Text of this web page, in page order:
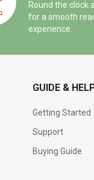
Round the clock
for a smooth
experience.
GUIDE &
Getting Started
Support
Buying Guide